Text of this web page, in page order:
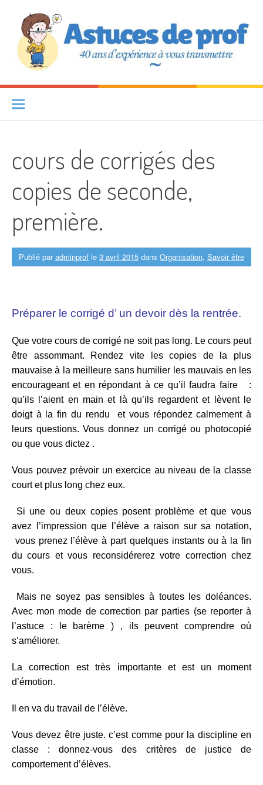
Astuces de prof
cours de corrigés des
copies de seconde,
première.
Publié paradminprof le 3 avril 2015 dans Organisation, Savoir être
Préparer le corrigé d’ un devoir dès la rentrée.
Que votre cours de corrigé ne soit pas long. Le cours peut
être assommant. Rendez vite les copies de la plus
mauvaise à la meilleure sans humilier les mauvais en les
encourageant et en répondant à ce qu’il faudra faire :
qu’ils l’aient en main et là qu’ils regardent et lèvent le
doigt à la fin du rendu et vous répondez calmement à
leurs questions. Vous donnez un corrigé ou photocopié
ou que vous dictez .
Vous pouvez prévoir un exercice au niveau de la classe
court et plus long chez eux.
Si une ou deux copies posent problème et que vous
avez l’impression que l’élève a raison sur sa notation,
vous prenez l’élève à part quelques instants ou à la fin
du cours et vous reconsidérerez votre correction chez
vous.
Mais ne soyez pas sensibles à toutes les doléances.
Avec mon mode de correction par parties (se reporter à
l’astuce : le barème ) , ils peuvent comprendre où
s’améliorer.
La correction est très importante et est un moment
d’émotion.
Il en va du travail de l’élève.
Vous devez être juste. c’est comme pour la discipline en
classe : donnez-vous des critères de justice de
comportement d’élèves.